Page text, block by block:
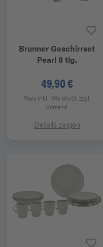
Brunner Geschirrset
Pearl 8 tlg.
49,90 €
Preis inkl. 19% MwSt.zzgl.
Versand
Details zeigen